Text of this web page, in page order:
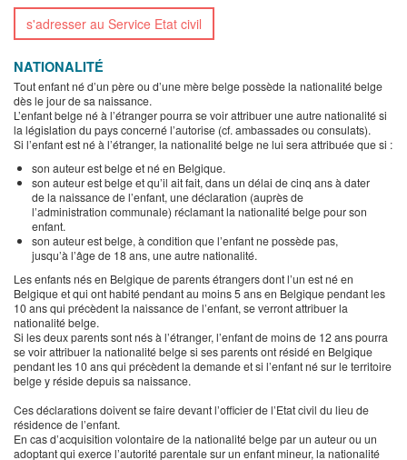
s'adresser au Service Etat civil
NATIONALITÉ
Tout enfant né d’un père ou d’une mère belge possède la nationalité belge
dès le jour de sa naissance.
L’enfant belge né à l’étranger pourra se voir attribuer une autre nationalité si
la législation du pays concerné l’autorise (cf. ambassades ou consulats).
Si l’enfant est né à l’étranger, la nationalité belge ne lui sera attribuée que si :
son auteur est belge et né en Belgique.
son auteur est belge et qu’il ait fait, dans un délai de cinq ans à dater
de la naissance de l’enfant, une déclaration (auprès de
l’administration communale) réclamant la nationalité belge pour son
enfant.
son auteur est belge, à condition que l’enfant ne possède pas,
jusqu’à l’âge de 18 ans, une autre nationalité.
Les enfants nés en Belgique de parents étrangers dont l’un est né en
Belgique et qui ont habité pendant au moins 5 ans en Belgique pendant les
10 ans qui précèdent la naissance de l’enfant, se verront attribuer la
nationalité belge.
Si les deux parents sont nés à l’étranger, l’enfant de moins de 12 ans pourra
se voir attribuer la nationalité belge si ses parents ont résidé en Belgique
pendant les 10 ans qui précèdent la demande et si l’enfant né sur le territoire
belge y réside depuis sa naissance.
Ces déclarations doivent se faire devant l’officier de l’Etat civil du lieu de
résidence de l’enfant.
En cas d’acquisition volontaire de la nationalité belge par un auteur ou un
adoptant qui exerce l’autorité parentale sur un enfant mineur, la nationalité